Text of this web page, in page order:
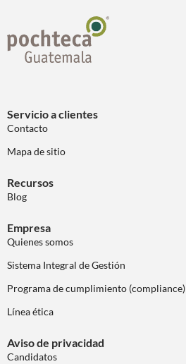
Servicio a clientes
Contacto
Mapa de sitio
Recursos
Blog
Empresa
Quienes somos
Sistema Integral de Gestión
Programa de cumplimiento (compliance)
Línea ética
Aviso de privacidad
Candidatos